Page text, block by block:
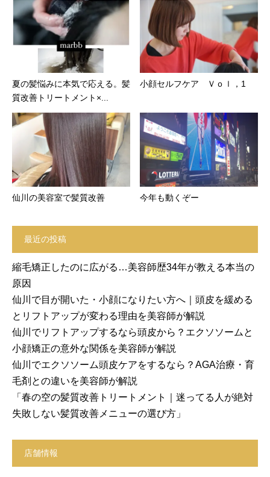
夏の髪悩みに本気で応える。髪
質改善トリートメント×...
小顔セルフケア Ｖｏｌ，1
仙川の美容室で髪質改善 今年も動くぞー
最近の投稿
縮毛矯正したのに広がる…美容師歴34年が教える本当の
原因
仙川で目が開いた・小顔になりたい方へ｜頭皮を緩める
とリフトアップが変わる理由を美容師が解説
仙川でリフトアップするなら頭皮から？エクソソームと
小顔矯正の意外な関係を美容師が解説
仙川でエクソソーム頭皮ケアをするなら？AGA治療・育
毛剤との違いを美容師が解説
「春の空の髪質改善トリートメント｜迷ってる人が絶対
失敗しない髪質改善メニューの選び方」
店舗情報